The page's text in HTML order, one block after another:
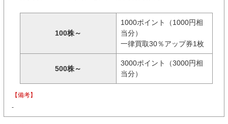
100株～
1000ポイント（1000円相
当分）
一律買取30％アップ券1枚
500株～
3000ポイント（3000円相
当分）
【備考】
‐